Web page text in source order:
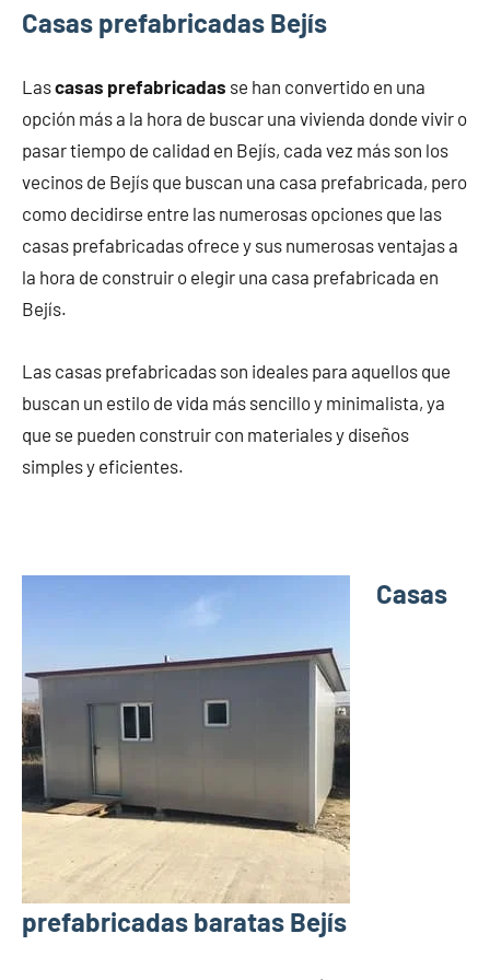
Casas prefabricadas Bejís
Lascasas prefabricadas se han convertido en una
opción más a la hora de buscar una vivienda donde vivir o
pasar tiempo de calidad en Bejís, cada vez más son los
vecinos de Bejís que buscan una casa prefabricada, pero
como decidirse entre las numerosas opciones que las
casas prefabricadas ofrece y sus numerosas ventajas a
la hora de construir o elegir una casa prefabricada en
Bejís.
Las casas prefabricadas son ideales para aquellos que
buscan un estilo de vida más sencillo y minimalista, ya
que se pueden construir con materiales y diseños
simples y eficientes.
Casas
prefabricadas baratas Bejís